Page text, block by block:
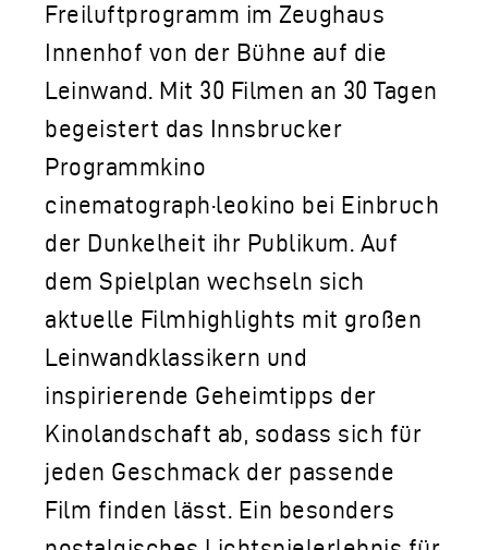
Freiluftprogramm im Zeughaus
Innenhof von der Bühne auf die
Leinwand. Mit 30 Filmen an 30 Tagen
begeistert das Innsbrucker
Programmkino
cinematograph·leokino bei Einbruch
der Dunkelheit ihr Publikum. Auf
dem Spielplan wechseln sich
aktuelle Filmhighlights mit großen
Leinwandklassikern und
inspirierende Geheimtipps der
Kinolandschaft ab, sodass sich für
jeden Geschmack der passende
Film finden lässt. Ein besonders